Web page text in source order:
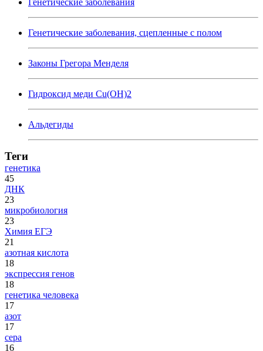
Генетические заболевания
Генетические заболевания, сцепленные с полом
Законы Грегора Менделя
Гидроксид меди Cu(OH)2
Альдегиды
Теги
генетика
45
ДНК
23
микробиология
23
Химия ЕГЭ
21
азотная кислота
18
экспрессия генов
18
генетика человека
17
азот
17
сера
16